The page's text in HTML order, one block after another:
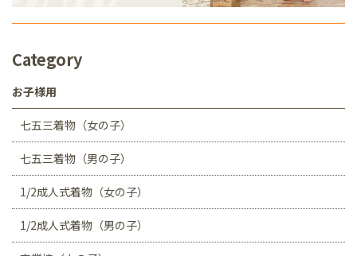
Category
お子様用
七五三着物（女の子）
七五三着物（男の子）
1/2成人式着物（女の子）
1/2成人式着物（男の子）